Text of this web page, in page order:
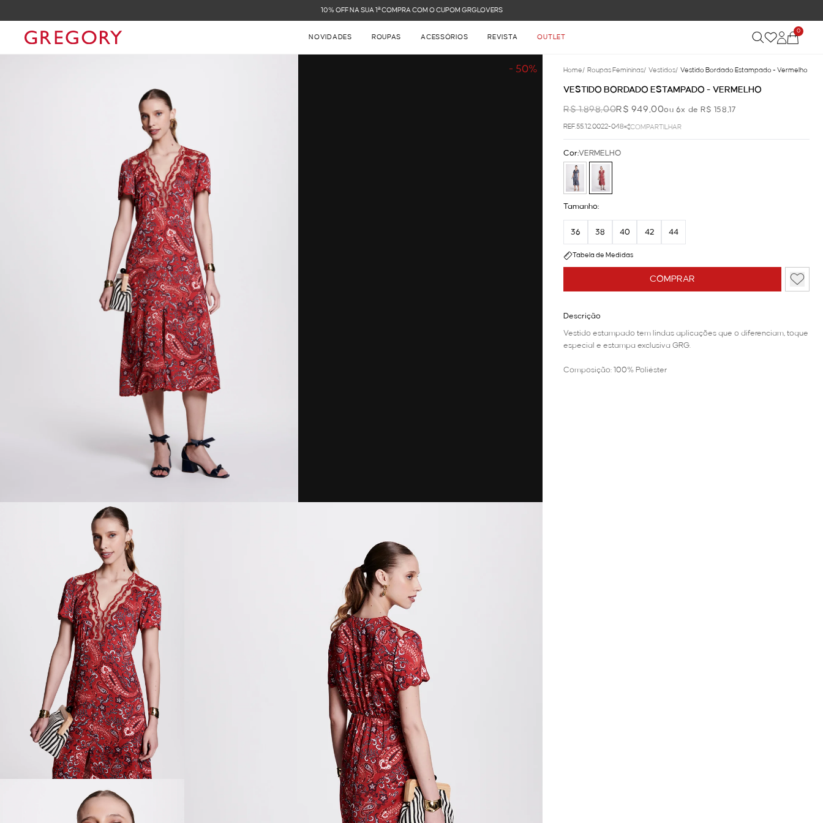
FRETE GRÁTIS NAS COMPRAS ACIMA DE R$ 899
NOVIDADES ROUPAS ACESSÓRIOS REVISTA OUTLET
0
- 50% Home/ Roupas Femininas/ Vestidos/ Vestido Bordado Estampado - Vermelho
VESTIDO BORDADO ESTAMPADO - VERMELHO
R$ 1.898,00R$ 949,00ou 6x de R$ 158,17
REF.55.12.0022-048 COMPARTILHAR
COMPRAR
Cor:VERMELHO
Tamanho:
36 38 40 42 44
Tabela de Medidas
Descrição
Vestido estampado tem lindas aplicações que o diferenciam, toque
especial e estampa exclusiva GRG.
Composição: 100% Poliéster